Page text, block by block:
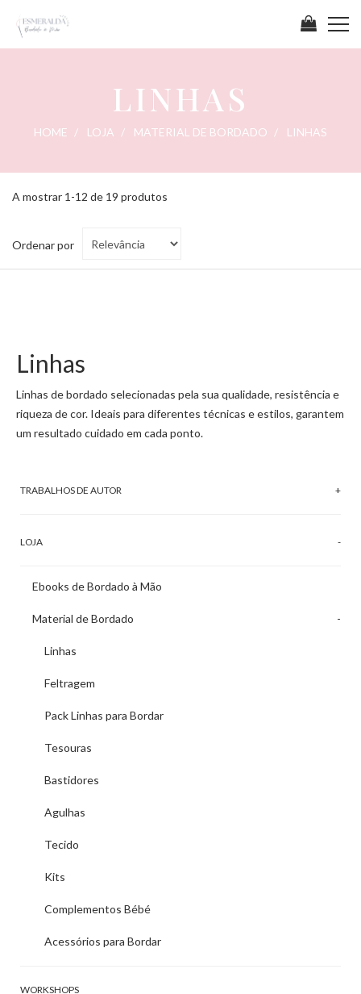
LINHAS
HOME LOJA MATERIAL DE BORDADO LINHAS
A mostrar 1-12 de 19 produtos
Ordenar por Ordenar
Linhas
Linhas de bordado selecionadas pela sua qualidade, resistência e
riqueza de cor. Ideais para diferentes técnicas e estilos, garantem
um resultado cuidado em cada ponto.
TRABALHOS DE AUTOR
LOJA
Ebooks de Bordado à Mão
Material de Bordado
Linhas
Feltragem
Pack Linhas para Bordar
Tesouras
Bastidores
Agulhas
Tecido
Kits
Complementos Bébé
Acessórios para Bordar
WORKSHOPS